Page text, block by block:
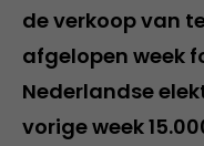
de verkoop van
afgelopen week
Nederlandse
vorige week